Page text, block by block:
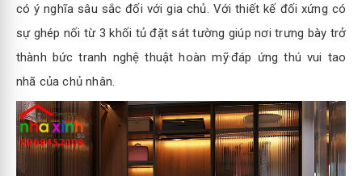
có ý nghĩa sâu sắc đối với gia chủ. Với thiết kế đối xứng có
sự ghép nối từ 3 khối tủ đặt sát tường giúp nơi trưng bày trở
thành bức tranh nghệ thuật hoàn mỹ·đáp ứng thú vui tao
nhã của chủ nhân.